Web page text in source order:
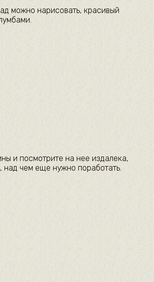
можно нарисовать, красивый
и посмотрите на нее издалека,
над чем еще нужно поработать.​